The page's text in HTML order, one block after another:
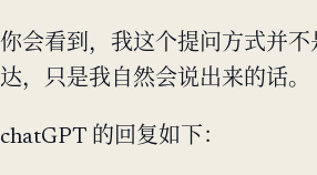
你会看到，我这个提问方式并不
达，只是我自然会说出来的话。
chatGPT 的回复如下：